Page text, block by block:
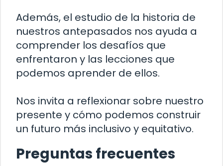
Además, el estudio de la historia de
nuestros antepasados nos ayuda a
comprender los desafíos que
enfrentaron y las lecciones que
podemos aprender de ellos.
Nos invita a reflexionar sobre nuestro
presente y cómo podemos construir
un futuro más inclusivo y equitativo.
Preguntas frecuentes